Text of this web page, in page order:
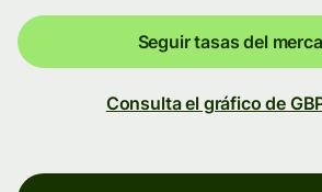
Seguir tasas del
Consulta el gráfico de